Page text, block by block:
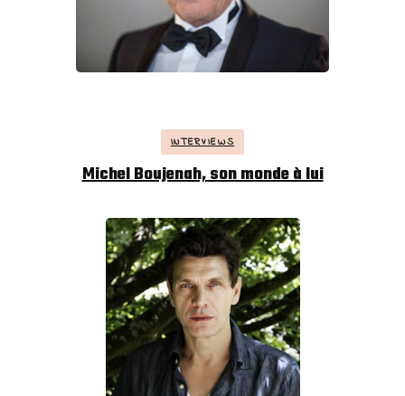
INTERVIEWS
Michel Boujenah, son monde à lui